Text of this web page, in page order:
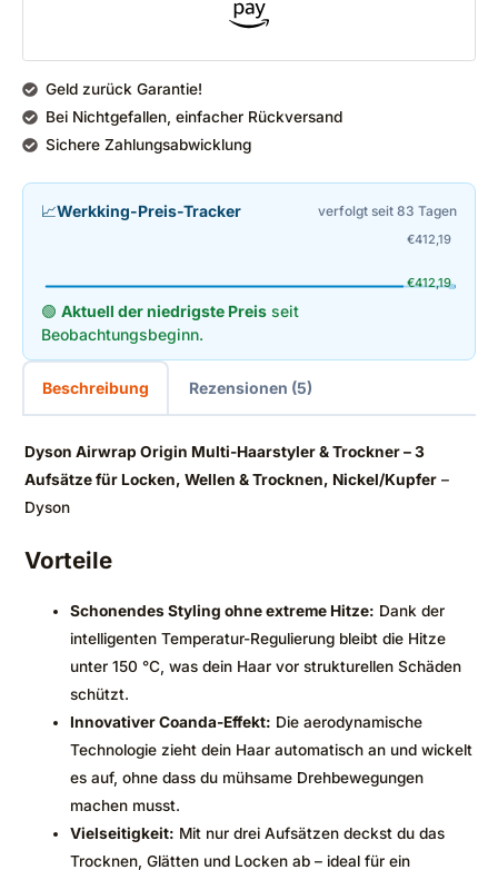
Geld zurück Garantie!
Bei Nichtgefallen, einfacher Rückversand
Sichere Zahlungsabwicklung
📈Werkking-Preis-Tracker verfolgt seit 83 Tagen
€412,19
€412,19
🟢 Aktuell der niedrigste Preis seit
Beobachtungsbeginn.
Beschreibung Rezensionen (5)
Dyson Airwrap Origin Multi-Haarstyler & Trockner – 3
Aufsätze für Locken, Wellen & Trocknen, Nickel/Kupfer –
Dyson
Vorteile
Schonendes Styling ohne extreme Hitze: Dank der
intelligenten Temperatur-Regulierung bleibt die Hitze
unter 150 °C, was dein Haar vor strukturellen Schäden
schützt.
Innovativer Coanda-Effekt: Die aerodynamische
Technologie zieht dein Haar automatisch an und wickelt
es auf, ohne dass du mühsame Drehbewegungen
machen musst.
Vielseitigkeit: Mit nur drei Aufsätzen deckst du das
Trocknen, Glätten und Locken ab – ideal für ein